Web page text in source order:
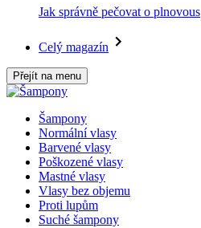
Jak správně pečovat o plnovous
Celý magazín
Přejít na menu
Šampony
Normální vlasy
Barvené vlasy
Poškozené vlasy
Mastné vlasy
Vlasy bez objemu
Proti lupům
Suché šampony